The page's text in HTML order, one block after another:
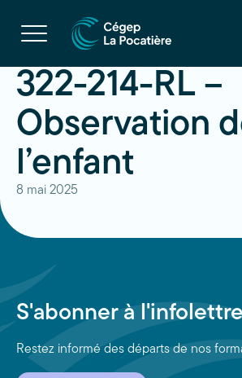
Ouvrir
la
navigation
site
322-214-RL –
Observation
l’enfant
8 mai 2025
S'abonner à
Restez informé des départs de nos